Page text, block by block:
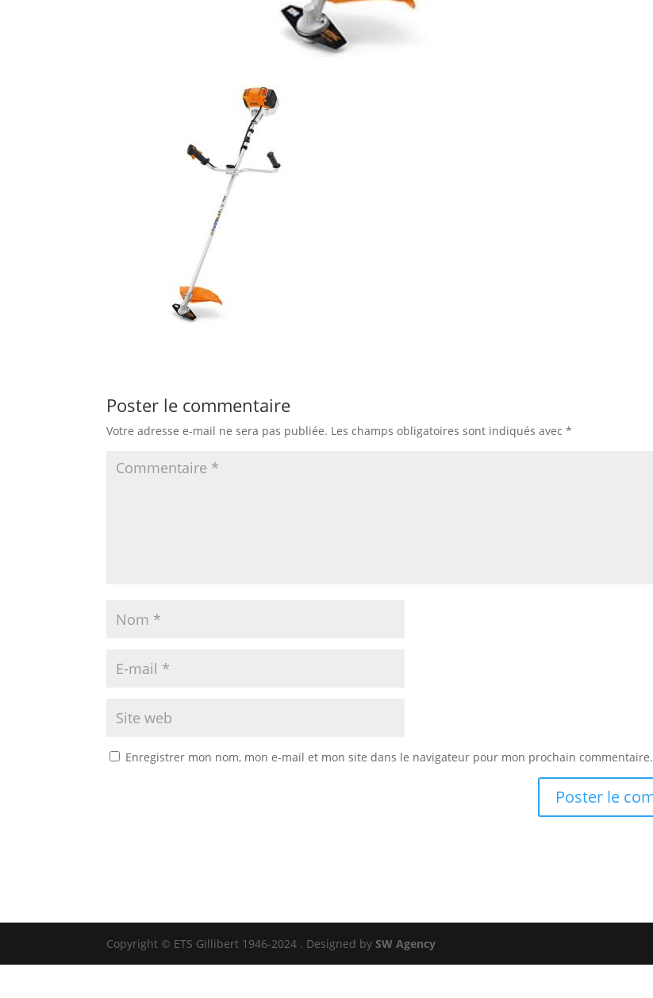
Poster le commentaire
Votre adresse e-mail ne sera pas publiée. Les champs obligatoires sont indiqués avec*
Enregistrer mon nom, mon e-mail et mon site dans le navigateur pour mon prochain commentaire.
Copyright © ETS Gillibert 1946-2024 . Designed bySW Agency